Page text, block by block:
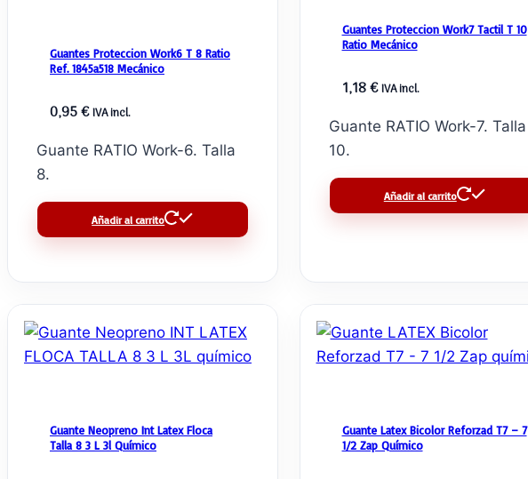
Guantes Proteccion Work6 T 8 Ratio
Ref. 1845a518 Mecánico
0,95€ IVA incl.
Guante RATIO Work-6. Talla
8.
Añadir al carrito
Guantes Proteccion Work7 Tactil T 10
Ratio Mecánico
1,18€ IVA incl.
Guante RATIO Work-7. Talla
10.
Añadir al carrito
Guante Neopreno Int Latex Floca
Talla 8 3 L 3l Químico
Guante Latex Bicolor Reforzad T7 – 7
1/2 Zap Químico